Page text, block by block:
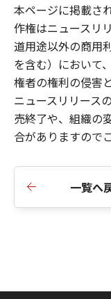
本ページに掲載さ
作権はニュースリ
道用途以外の商用
を含む）において
権者の権利の侵害
ニュースリリース
売終了や、組織の
合がありますので
一覧へ